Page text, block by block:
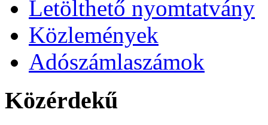
Letölthető nyomtatvány
Közlemények
Adószámlaszámok
Közérdekű